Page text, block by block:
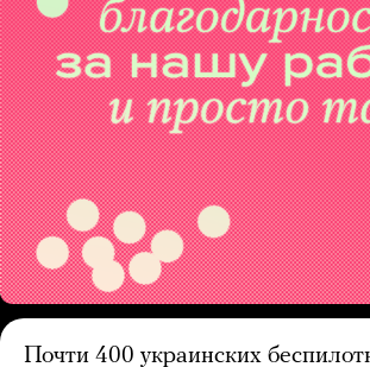
Почти 400 украинских